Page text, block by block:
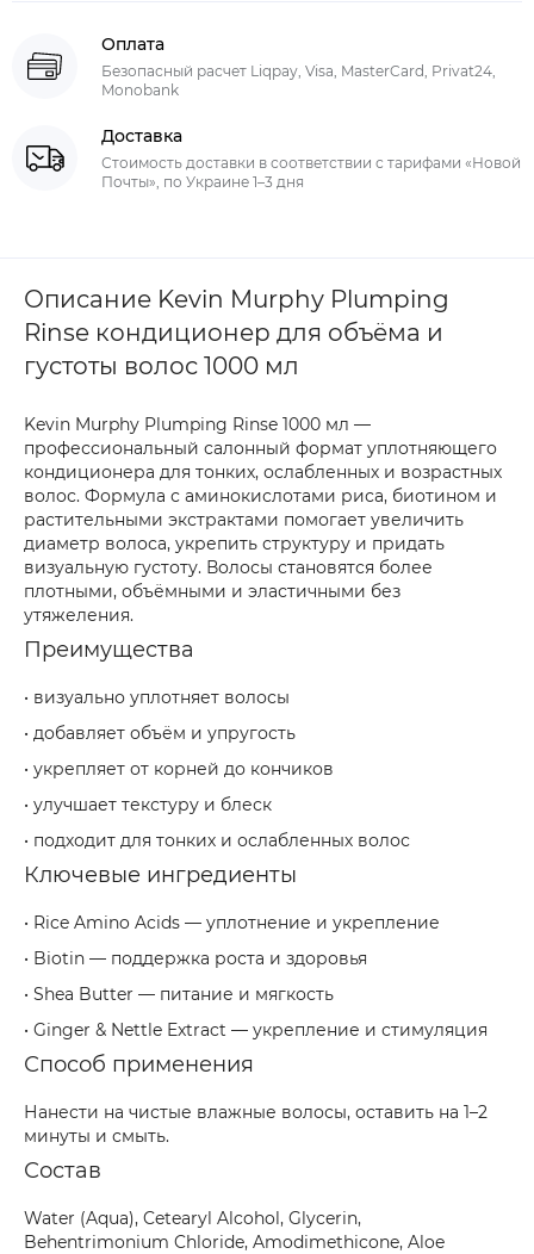
Оплата
Безопасный расчет Liqpay, Visa, MasterCard, Privat24,
Monobank
Доставка
Стоимость доставки в соответствии с тарифами «Новой
Почты», по Украине 1–3 дня
Описание Kevin Murphy Plumping
Rinse кондиционер для объёма и
густоты волос 1000 мл
Kevin Murphy Plumping Rinse 1000 мл —
профессиональный салонный формат уплотняющего
кондиционера для тонких, ослабленных и возрастных
волос. Формула с аминокислотами риса, биотином и
растительными экстрактами помогает увеличить
диаметр волоса, укрепить структуру и придать
визуальную густоту. Волосы становятся более
плотными, объёмными и эластичными без
утяжеления.
Преимущества
• визуально уплотняет волосы
• добавляет объём и упругость
• укрепляет от корней до кончиков
• улучшает текстуру и блеск
• подходит для тонких и ослабленных волос
Ключевые ингредиенты
• Rice Amino Acids — уплотнение и укрепление
• Biotin — поддержка роста и здоровья
• Shea Butter — питание и мягкость
• Ginger & Nettle Extract — укрепление и стимуляция
Способ применения
Нанести на чистые влажные волосы, оставить на 1–2
минуты и смыть.
Состав
Water (Aqua), Cetearyl Alcohol, Glycerin,
Behentrimonium Chloride, Amodimethicone, Aloe